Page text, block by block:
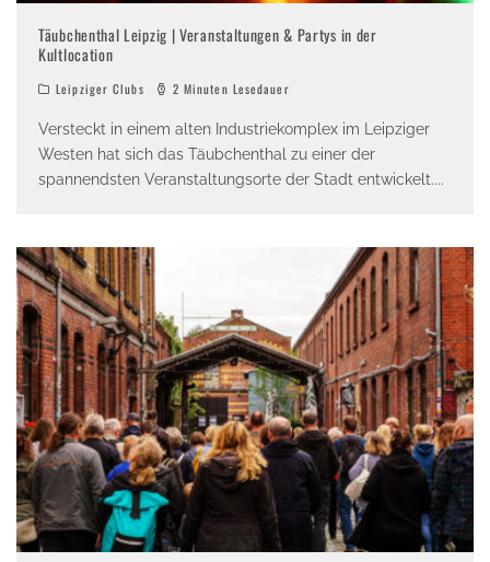
Täubchenthal Leipzig | Veranstaltungen & Partys in der
Kultlocation
Leipziger Clubs 2 Minuten Lesedauer
Versteckt in einem alten Industriekomplex im Leipziger
Westen hat sich das Täubchenthal zu einer der
spannendsten Veranstaltungsorte der Stadt entwickelt....